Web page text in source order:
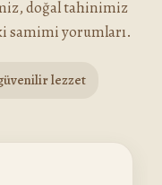
doğal tahinimiz
samimi yorumları.
lezzet